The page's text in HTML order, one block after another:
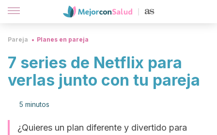
Pareja Planes en pareja
7 series de Netflix para
verlas junto con tu pareja
5 minutos
¿Quieres un plan diferente y divertido para